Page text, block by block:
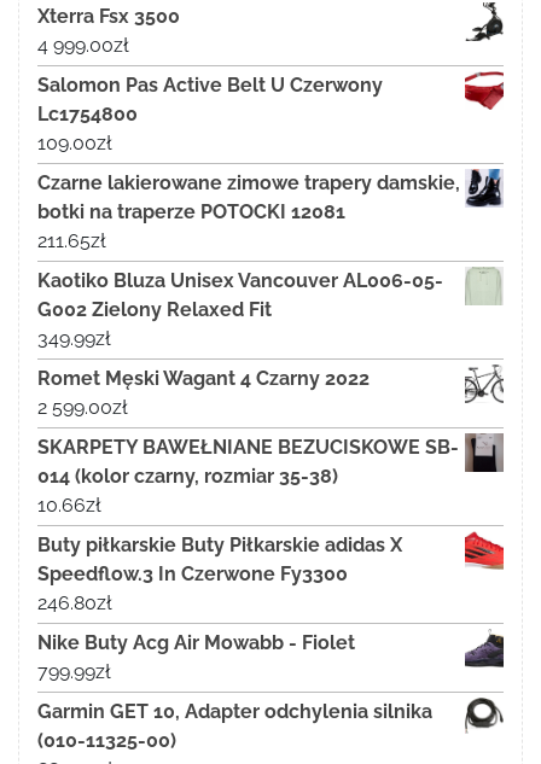
Xterra Fsx 3500
4 999.00zł
Salomon Pas Active Belt U Czerwony
Lc1754800
109.00zł
Czarne lakierowane zimowe trapery damskie,
botki na traperze POTOCKI 12081
211.65zł
Kaotiko Bluza Unisex Vancouver AL006-05-
G002 Zielony Relaxed Fit
349.99zł
Romet Męski Wagant 4 Czarny 2022
2 599.00zł
SKARPETY BAWEŁNIANE BEZUCISKOWE SB-
014 (kolor czarny, rozmiar 35-38)
10.66zł
Buty piłkarskie Buty Piłkarskie adidas X
Speedflow.3 In Czerwone Fy3300
246.80zł
Nike Buty Acg Air Mowabb - Fiolet
799.99zł
Garmin GET 10, Adapter odchylenia silnika
(010-11325-00)